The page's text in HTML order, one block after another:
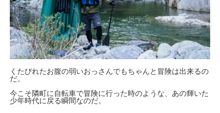
くたびれたお腹の弱いおっさんでもちゃんと冒険は出来るの
だ。
今こそ隣町に自転車で冒険に行った時のような、あの輝いた
少年時代に戻る瞬間なのだ。